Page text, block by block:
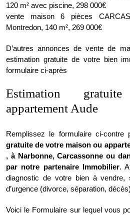
120 m² avec piscine, 298 000€
vente maison 6 pièces
Montredon, 140 m², 269 000€
D’autres annonces de vente de
estimation gratuite de votre bien
formulaire ci-après
Estimation
appartement Aude
Remplissez le formulaire ci-contre
gratuite de votre maison ou
, à Narbonne, Carcassonne ou
par notre partenaire Immobilier.
diagnostic de votre bien à vendre,
d’urgence (divorce, séparation,
Voici le Formulaire sur lequel vous